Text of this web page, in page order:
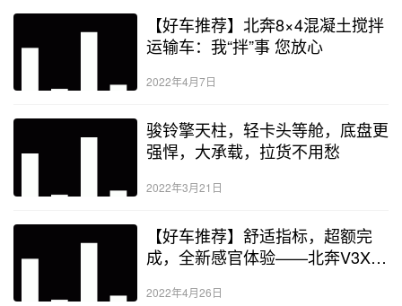
【好车推荐】北奔8×4混凝土搅拌
运输车：我“拌”事 您放心
2022年4月7日
骏铃擎天柱，轻卡头等舱，底盘更
强悍，大承载，拉货不用愁
2022年3月21日
【好车推荐】舒适指标，超额完
成，全新感官体验——北奔V3XT
2022年4月26日